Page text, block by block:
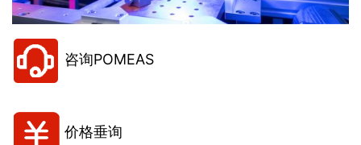
咨询POMEAS
价格垂询